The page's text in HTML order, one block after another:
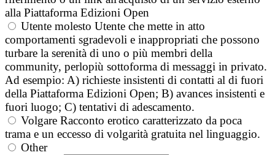
alla Piattaforma Edizioni Open
Utente molesto Utente che mette in atto
comportamenti sgradevoli e inappropriati che possono
turbare la serenità di uno o più membri della
community, perlopiù sottoforma di messaggi in privato.
Ad esempio: A) richieste insistenti di contatti al di fuori
della Piattaforma Edizioni Open; B) avances insistenti e
fuori luogo; C) tentativi di adescamento.
Volgare Racconto erotico caratterizzato da poca
trama e un eccesso di volgarità gratuita nel linguaggio.
Other